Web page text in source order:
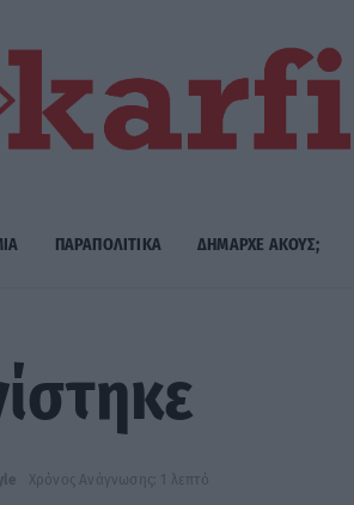
ΠΑΡΑΠΟΛΙΤΙΚΑ ΔΗΜΑΡΧE ΑΚΟΥΣ;
Χρόνος Ανάγνωσης: 1 λεπτό